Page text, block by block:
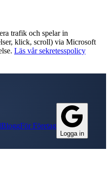
trafik och spelar in
klick, scroll) via Microsoft
Läs vår sekretesspolicy
BloggFör Företag
Logga in